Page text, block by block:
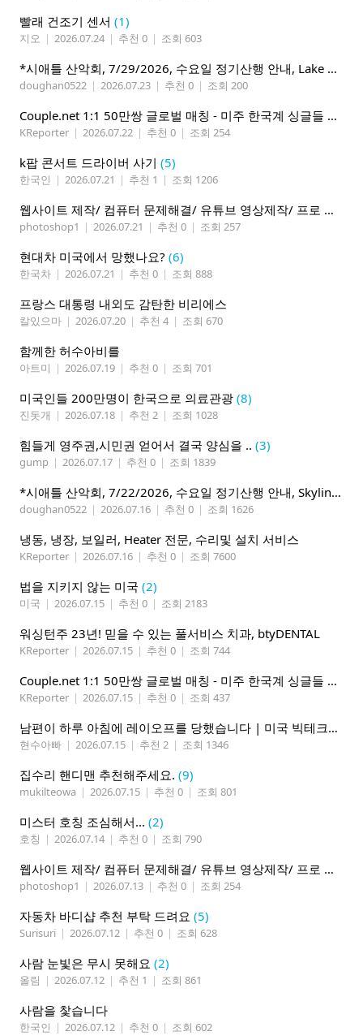
빨래 건조기 센서 (1)
지오 | 2026.07.24 | 추천 0 | 조회 603
*시애틀 산악회, 7/29/2026, 수요일 정기산행 안내, Lake 22*
doughan0522 | 2026.07.23 | 추천 0 | 조회 200
Couple.net 1:1 50만쌍 글로벌 매칭 - 미주 한국계 싱글들 모이세요
KReporter | 2026.07.22 | 추천 0 | 조회 254
k팝 콘서트 드라이버 사기 (5)
한국인 | 2026.07.21 | 추천 1 | 조회 1206
웹사이트 제작/ 컴퓨터 문제해결/ 유튜브 영상제작/ 프로 사진촬영
photoshop1 | 2026.07.21 | 추천 0 | 조회 257
현대차 미국에서 망했나요? (6)
한국차 | 2026.07.21 | 추천 0 | 조회 888
프랑스 대통령 내외도 감탄한 비리에스
칼있으마 | 2026.07.20 | 추천 4 | 조회 670
함께한 허수아비를
아트미 | 2026.07.19 | 추천 0 | 조회 701
미국인들 200만명이 한국으로 의료관광 (8)
진돗개 | 2026.07.18 | 추천 2 | 조회 1028
힘들게 영주권,시민권 얻어서 결국 양심을 .. (3)
gump | 2026.07.17 | 추천 0 | 조회 1839
*시애틀 산악회, 7/22/2026, 수요일 정기산행 안내, Skyline Trail Loop(Mt. Rainier)*
doughan0522 | 2026.07.16 | 추천 0 | 조회 1626
냉동, 냉장, 보일러, Heater 전문, 수리및 설치 서비스
KReporter | 2026.07.16 | 추천 0 | 조회 7600
법을 지키지 않는 미국 (2)
미국 | 2026.07.15 | 추천 0 | 조회 2183
워싱턴주 23년! 믿을 수 있는 풀서비스 치과, btyDENTAL
KReporter | 2026.07.15 | 추천 0 | 조회 744
Couple.net 1:1 50만쌍 글로벌 매칭 - 미주 한국계 싱글들 모이세요
KReporter | 2026.07.15 | 추천 0 | 조회 437
남편이 하루 아침에 레이오프를 당했습니다 | 미국 빅테크의 현실
현수아빠 | 2026.07.15 | 추천 2 | 조회 1346
집수리 핸디맨 추천해주세요. (9)
mukilteowa | 2026.07.15 | 추천 0 | 조회 801
미스터 호칭 조심해서... (2)
호칭 | 2026.07.14 | 추천 0 | 조회 790
웹사이트 제작/ 컴퓨터 문제해결/ 유튜브 영상제작/ 프로 사진촬영
photoshop1 | 2026.07.13 | 추천 0 | 조회 254
자동차 바디샵 추천 부탁 드려요 (5)
Surisuri | 2026.07.12 | 추천 0 | 조회 628
사람 눈빛은 무시 못해요 (2)
올림 | 2026.07.12 | 추천 1 | 조회 861
사람을 찿습니다
한국인 | 2026.07.12 | 추천 0 | 조회 602